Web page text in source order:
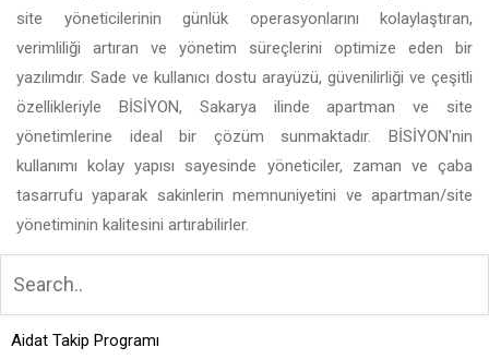
site yöneticilerinin günlük operasyonlarını kolaylaştıran,
verimliliği artıran ve yönetim süreçlerini optimize eden bir
yazılımdır. Sade ve kullanıcı dostu arayüzü, güvenilirliği ve çeşitli
özellikleriyle BİSİYON, Sakarya ilinde apartman ve site
yönetimlerine ideal bir çözüm sunmaktadır. BİSİYON'nin
kullanımı kolay yapısı sayesinde yöneticiler, zaman ve çaba
tasarrufu yaparak sakinlerin memnuniyetini ve apartman/site
yönetiminin kalitesini artırabilirler.
Aidat Takip Programı